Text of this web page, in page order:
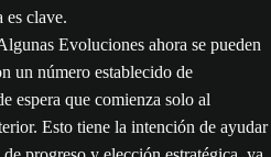
es clave.
Evoluciones ahora se pueden
un número establecido de
espera que comienza solo al
Esto tiene la intención de ayudar